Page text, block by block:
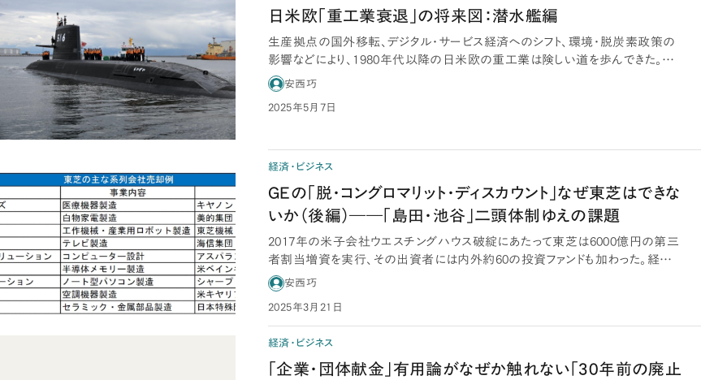
日米欧「重工業衰退」の将来図：潜水艦編
生産拠点の国外移転、デジタル・サービス経済へのシフト、環境・脱炭素政策の
影響などにより、1980年代以降の日米欧の重工業は険しい道を歩んできた。グ
ローバリズムが…
安西巧
2025年5月7日
経済・ビジネス
GEの「脱・コングロマリット・ディスカウント」なぜ東芝はできな
いか（後編）――「島田・池谷」二頭体制ゆえの課題
2017年の米子会社ウエスチングハウス破綻にあたって東芝は6000億円の第三
者割当増資を実行、その出資者には内外約60の投資ファンドも加わった。経済
同友会人脈で…
安西巧
2025年3月21日
経済・ビジネス
「企業・団体献金」有用論がなぜか触れない「30年前の廃止